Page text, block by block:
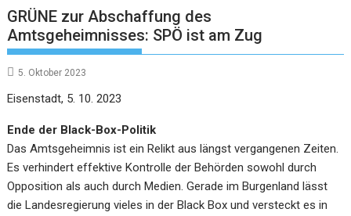
GRÜNE zur Abschaffung des
Amtsgeheimnisses: SPÖ ist am Zug
5. Oktober 2023
Eisenstadt, 5. 10. 2023
Ende der Black-Box-Politik
Das Amtsgeheimnis ist ein Relikt aus längst vergangenen Zeiten.
Es verhindert effektive Kontrolle der Behörden sowohl durch
Opposition als auch durch Medien. Gerade im Burgenland lässt
die Landesregierung vieles in der Black Box und versteckt es in